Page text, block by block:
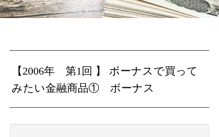
【2006年 第1回 】 ボーナスで買って
みたい金融商品① ボーナス